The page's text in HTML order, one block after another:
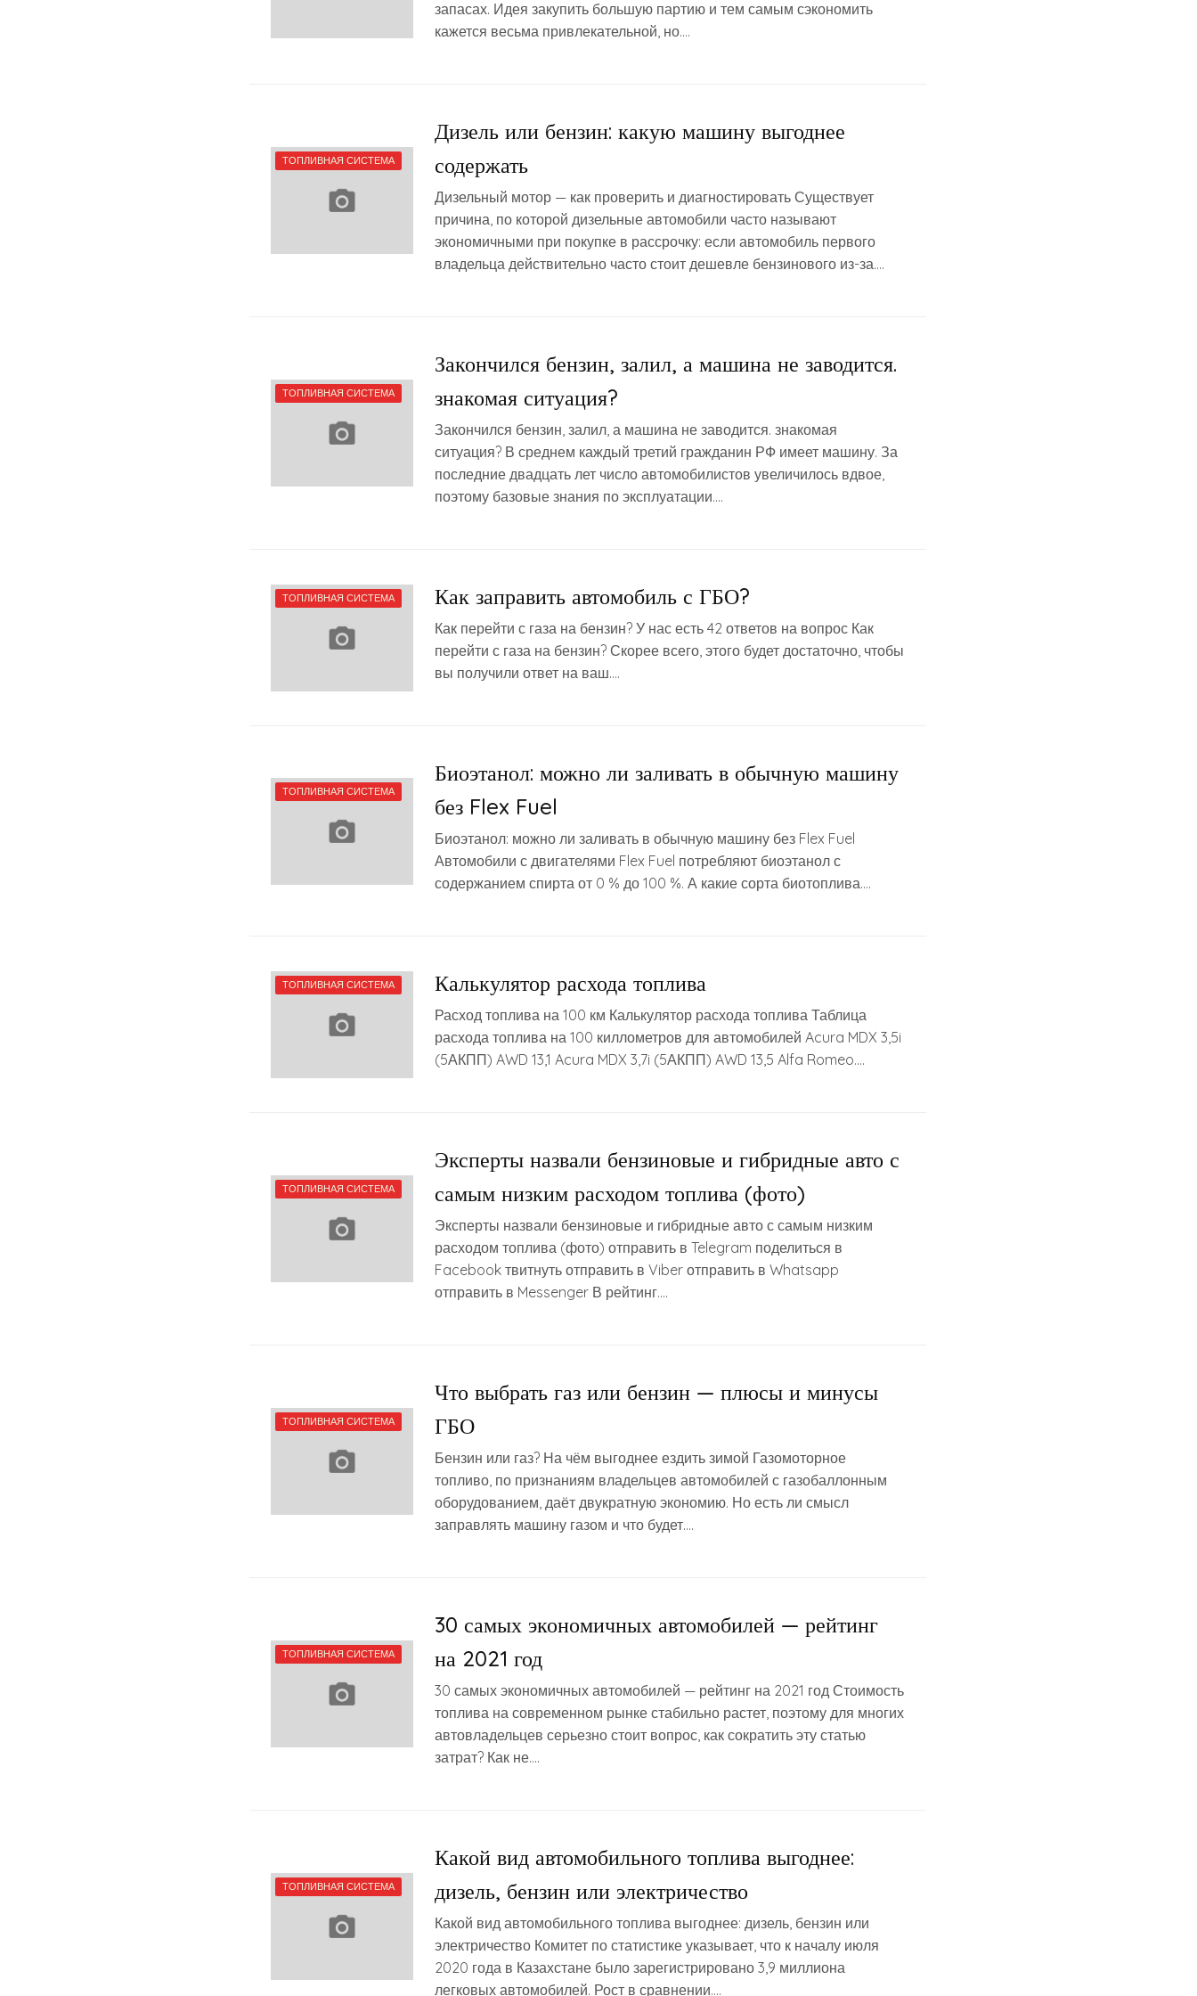
запасах. Идея закупить большую партию и тем самым сэкономить
кажется весьма привлекательной, но….
ТОПЛИВНАЯ СИСТЕМА
Дизель или бензин: какую машину выгоднее
содержать
Дизельный мотор — как проверить и диагностировать Существует
причина, по которой дизельные автомобили часто называют
экономичными при покупке в рассрочку: если автомобиль первого
владельца действительно часто стоит дешевле бензинового из-за….
ТОПЛИВНАЯ СИСТЕМА
Закончился бензин, залил, а машина не заводится.
знакомая ситуация?
Закончился бензин, залил, а машина не заводится. знакомая
ситуация? В среднем каждый третий гражданин РФ имеет машину. За
последние двадцать лет число автомобилистов увеличилось вдвое,
поэтому базовые знания по эксплуатации….
ТОПЛИВНАЯ СИСТЕМА Как заправить автомобиль с ГБО?
Как перейти с газа на бензин? У нас есть 42 ответов на вопрос Как
перейти с газа на бензин? Скорее всего, этого будет достаточно, чтобы
вы получили ответ на ваш….
ТОПЛИВНАЯ СИСТЕМА
Биоэтанол: можно ли заливать в обычную машину
без Flex Fuel
Биоэтанол: можно ли заливать в обычную машину без Flex Fuel
Автомобили с двигателями Flex Fuel потребляют биоэтанол с
содержанием спирта от 0 % до 100 %. А какие сорта биотоплива….
ТОПЛИВНАЯ СИСТЕМА Калькулятор расхода топлива
Расход топлива на 100 км Калькулятор расхода топлива Таблица
расхода топлива на 100 киллометров для автомобилей Acura MDX 3,5i
(5АКПП) AWD 13,1 Acura MDX 3,7i (5АКПП) AWD 13,5 Alfa Romeo….
ТОПЛИВНАЯ СИСТЕМА
Эксперты назвали бензиновые и гибридные авто с
самым низким расходом топлива (фото)
Эксперты назвали бензиновые и гибридные авто с самым низким
расходом топлива (фото) отправить в Telegram поделиться в
Facebook твитнуть отправить в Viber отправить в Whatsapp
отправить в Messenger В рейтинг….
ТОПЛИВНАЯ СИСТЕМА
Что выбрать газ или бензин — плюсы и минусы
ГБО
Бензин или газ? На чём выгоднее ездить зимой Газомоторное
топливо, по признаниям владельцев автомобилей с газобаллонным
оборудованием, даёт двукратную экономию. Но есть ли смысл
заправлять машину газом и что будет….
ТОПЛИВНАЯ СИСТЕМА
30 самых экономичных автомобилей — рейтинг
на 2021 год
30 самых экономичных автомобилей — рейтинг на 2021 год Стоимость
топлива на современном рынке стабильно растет, поэтому для многих
автовладельцев серьезно стоит вопрос, как сократить эту статью
затрат? Как не….
ТОПЛИВНАЯ СИСТЕМА
Какой вид автомобильного топлива выгоднее:
дизель, бензин или электричество
Какой вид автомобильного топлива выгоднее: дизель, бензин или
электричество Комитет по статистике указывает, что к началу июля
2020 года в Казахстане было зарегистрировано 3,9 миллиона
легковых автомобилей. Рост в сравнении….